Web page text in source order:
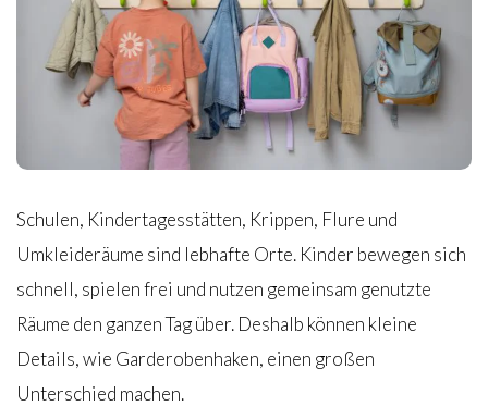
Schulen, Kindertagesstätten, Krippen, Flure und
Umkleideräume sind lebhafte Orte. Kinder bewegen sich
schnell, spielen frei und nutzen gemeinsam genutzte
Räume den ganzen Tag über. Deshalb können kleine
Details, wie Garderobenhaken, einen großen
Unterschied machen.